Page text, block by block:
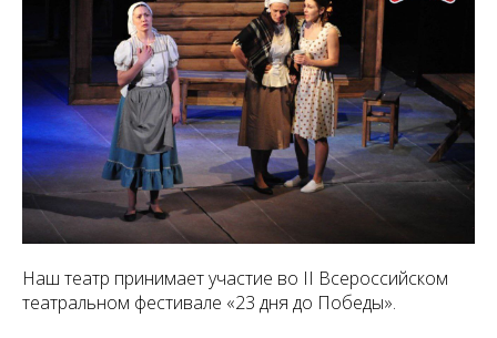
Наш театр принимает участие во II Всероссийском
театральном фестивале «23 дня до Победы».